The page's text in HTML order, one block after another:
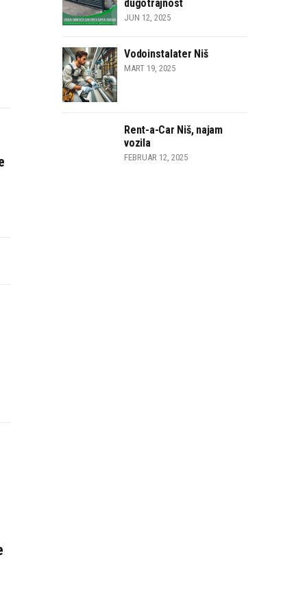
dugotrajnost
JUN 12, 2025
Vodoinstalater Niš
MART 19, 2025
Rent-a-Car Niš, najam
vozila
FEBRUAR 12, 2025